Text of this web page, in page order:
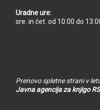
Uradne ure:
sre. in čet. od 10.00 do
Prenovo spletne strani v
Javna agencija za knjigo